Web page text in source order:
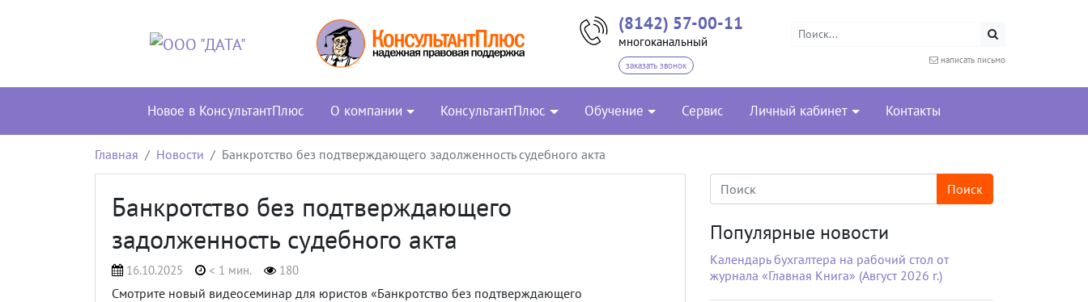
(8142) 57-00-11
многоканальный
заказать звонок
написать письмо
Новое в КонсультантПлюс О компании КонсультантПлюс Обучение Сервис Личный кабинет Контакты
Главная Новости Банкротство без подтверждающего задолженность судебного акта
Банкротство без подтверждающего
задолженность судебного акта
16.10.2025 < 1 мин. 180
Смотрите новый видеосеминар для юристов «Банкротство без подтверждающего
Популярные новости
Календарь бухгалтера на рабочий стол от
журнала «Главная Книга» (Август 2026 г.)